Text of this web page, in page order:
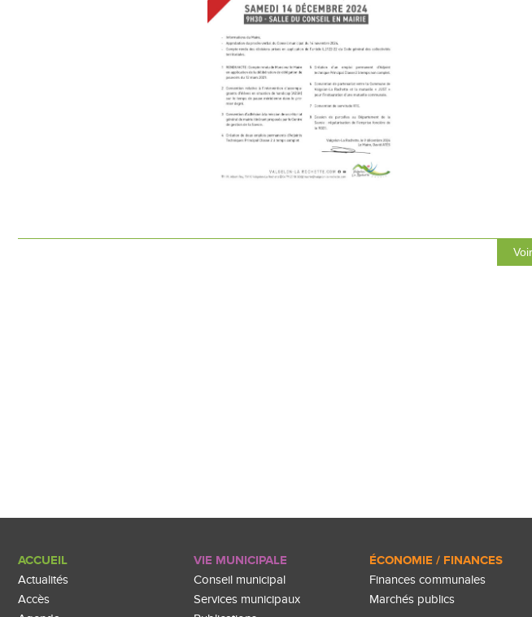
ACCUEIL
Actualités
Accès
VIE MUNICIPALE
Conseil municipal
Services municipaux
ÉCONOMIE / FINANCES
Finances communales
Marchés publics